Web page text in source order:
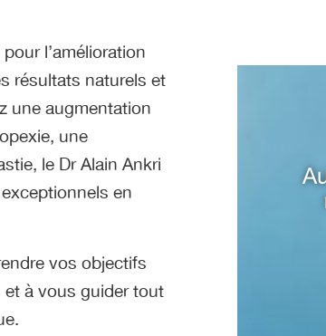
l’amélioration
résultats naturels et
une augmentation
une
le Dr Alain Ankri
en
vos objectifs
à vous guider tout